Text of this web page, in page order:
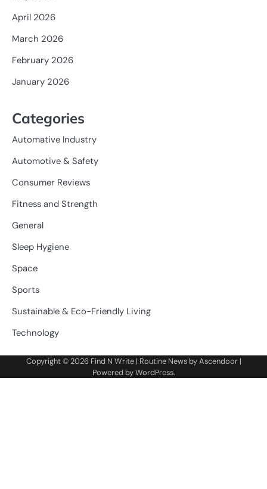
April 2026
March 2026
February 2026
January 2026
Categories
Automative Industry
Automotive & Safety
Consumer Reviews
Fitness and Strength
General
Sleep Hygiene
Space
Sports
Sustainable & Eco-Friendly Living
Technology
Copyright © 2026 Find N Write| Routine News byAscendoor|
Powered byWordPress.